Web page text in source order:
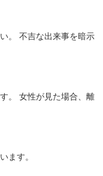
。
不吉な出来事を暗示
。
女性が見た場合、離
ます。